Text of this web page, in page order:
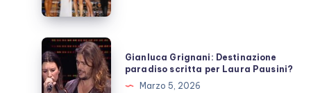
fanno
ora?
Gianluca
Grignani:
Destinazione
Gianluca Grignani: Destinazione
paradiso scritta per Laura Pausini?
Marzo 5, 2026